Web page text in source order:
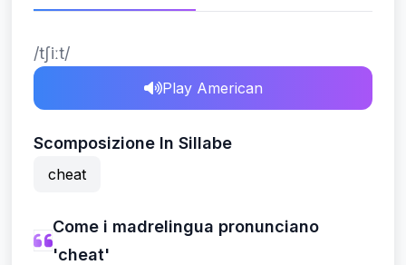
/tʃiːt/
Play American
Scomposizione In Sillabe
cheat
Come i madrelingua pronunciano
'cheat'